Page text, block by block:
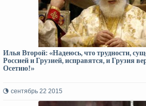
Илья Второй: «Надеюсь, что трудности,
Россией и Грузией, исправятся, и Грузия
Осетию!»
сентябрь 22 2015